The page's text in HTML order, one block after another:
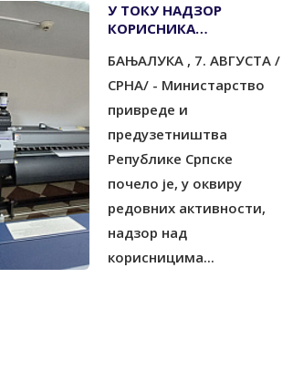
У ТОКУ НАДЗОР
КОРИСНИКА
УЛАГАЊА
БАЊАЛУКА , 7. АВГУСТА /
СРНА/ - Министарство
привреде и
предузетништва
Републике Српске
почело је, у оквиру
редовних активности,
надзор над
корисницима...